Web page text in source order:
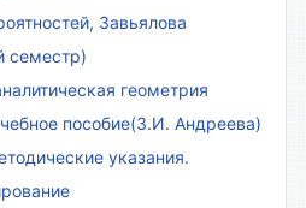
Завьялова
семестр)
геометрия
пособие(З.И. Андреева)
указания.